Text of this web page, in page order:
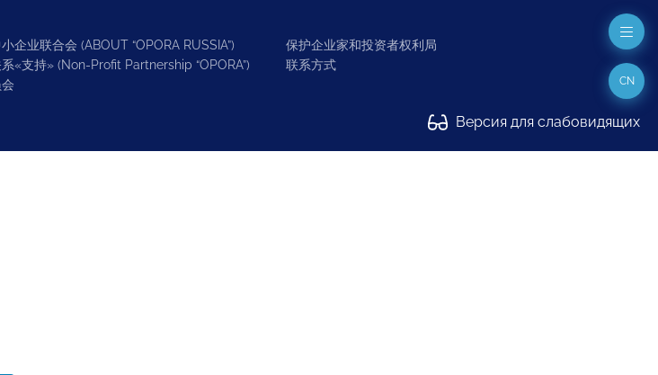
企业联合会 (ABOUT “OPORA RUSSIA”)
«支持» (Non-Profit Partnership “OPORA”)
保护企业家和投资者权利局
联系方式
Версия для слабовидящих
CN